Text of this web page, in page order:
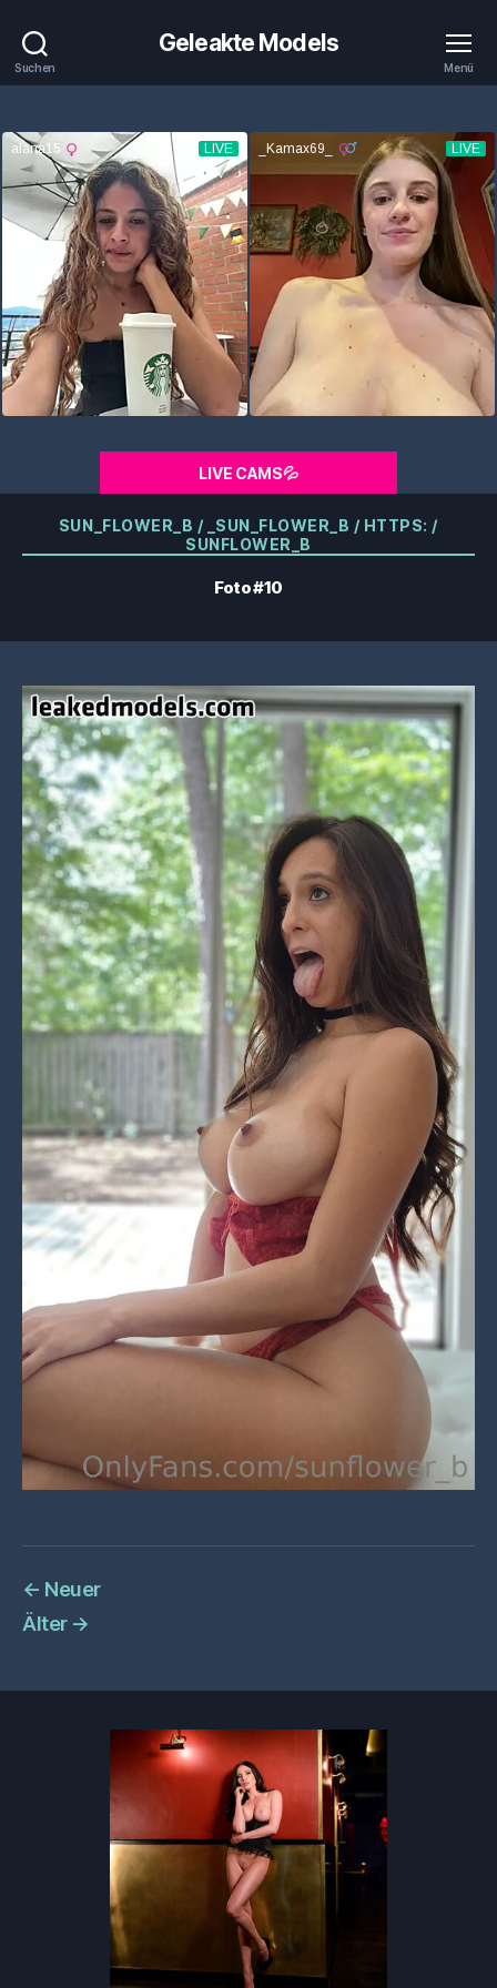
Suchen
Geleakte Models
Menü
LIVE CAMS💦
Kategorien
SUN_FLOWER_B / _SUN_FLOWER_B / HTTPS: /
SUNFLOWER_B
Foto #10
← Neuer
Älter →